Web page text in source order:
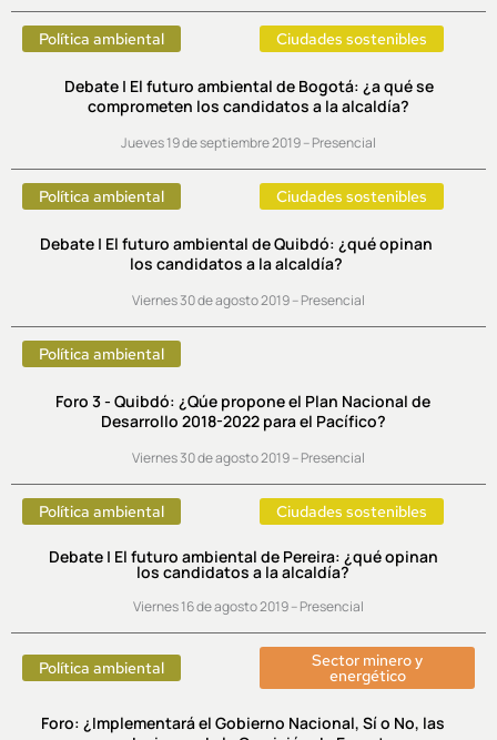
Política ambiental Ciudades sostenibles
Debate | El futuro ambiental de Bogotá: ¿a qué se
comprometen los candidatos a la alcaldía?
Jueves 19 de septiembre 2019 – Presencial
Política ambiental Ciudades sostenibles
Debate | El futuro ambiental de Quibdó: ¿qué opinan
los candidatos a la alcaldía?
Viernes 30 de agosto 2019 – Presencial
Política ambiental
Foro 3 - Quibdó: ¿Qúe propone el Plan Nacional de
Desarrollo 2018-2022 para el Pacífico?
Viernes 30 de agosto 2019 – Presencial
Política ambiental Ciudades sostenibles
Debate | El futuro ambiental de Pereira: ¿qué opinan
los candidatos a la alcaldía?
Viernes 16 de agosto 2019 – Presencial
Política ambiental Sector minero y
energético
Foro: ¿Implementará el Gobierno Nacional, Sí o No, las